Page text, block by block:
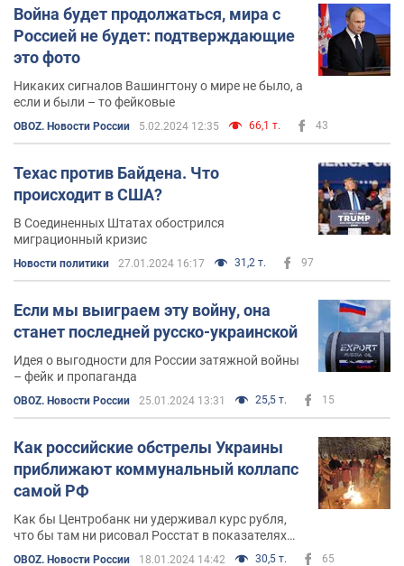
Война будет продолжаться, мира с
Россией не будет: подтверждающие
это фото
Никаких сигналов Вашингтону о мире не было, а
если и были – то фейковые
OBOZ. Новости России 5.02.2024 12:35 66,1 т. 43
Техас против Байдена. Что
происходит в США?
В Соединенных Штатах обострился
миграционный кризис
Новости политики 27.01.2024 16:17 31,2 т. 97
Если мы выиграем эту войну, она
станет последней русско-украинской
Идея о выгодности для России затяжной войны
– фейк и пропаганда
OBOZ. Новости России 25.01.2024 13:31 25,5 т. 15
Как российские обстрелы Украины
приближают коммунальный коллапс
самой РФ
Как бы Центробанк ни удерживал курс рубля,
что бы там ни рисовал Росстат в показателях
инфляции, всем стало очевидно, что экономика
OBOZ. Новости России 18.01.2024 14:42 30,5 т. 65